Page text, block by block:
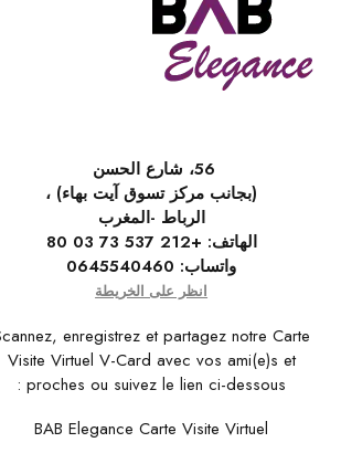
56، شارع الحسن
(بجانب مركز تسوق آيت بهاء) ،
الرباط -المغرب
الهاتف: +212 537 73 03 80
واتساب: 0645540460
انظر على الخريطة
enregistrez et partagez notre Carte
Visite Virtuel V-Card avec vos ami(e)s et
proches ou suivez le lien ci-dessous :
BAB Elegance Carte Visite Virtuel